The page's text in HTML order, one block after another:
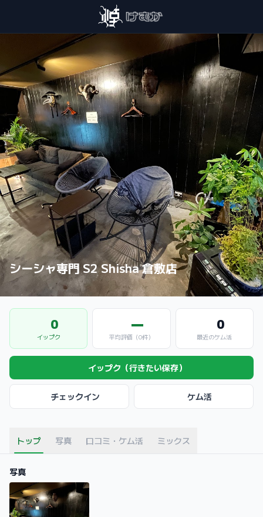
シーシャ専門 S2 Shisha 倉敷店
0
イップク
—
平均評価（0件）
0
最近のケム活
イップク（行きたい保存）
チェックイン ケム活
トップ 写真 口コミ・ケム活 ミックス
写真